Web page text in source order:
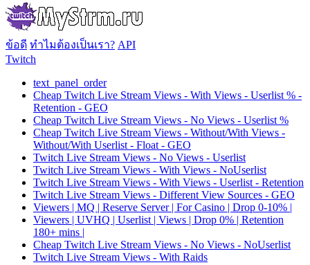
ข้อดี ทำไมต้องเป็นเรา? API
Twitch
text_panel_order
Cheap Twitch Live Stream Views - With Views - Userlist % -
Retention - GEO
Cheap Twitch Live Stream Views - No Views - Userlist %
Cheap Twitch Live Stream Views - Without/With Views -
Without/With Userlist - Float - GEO
Twitch Live Stream Views - No Views - Userlist
Twitch Live Stream Views - With Views - NoUserlist
Twitch Live Stream Views - With Views - Userlist - Retention
Twitch Live Stream Views - Different View Sources - GEO
Viewers | MQ | Reserve Server | For Casino | Drop 0-10% |
Viewers | UVHQ | Userlist | Views | Drop 0% | Retention
180+ mins |
Cheap Twitch Live Stream Views - No Views - NoUserlist
Twitch Live Stream Views - With Raids